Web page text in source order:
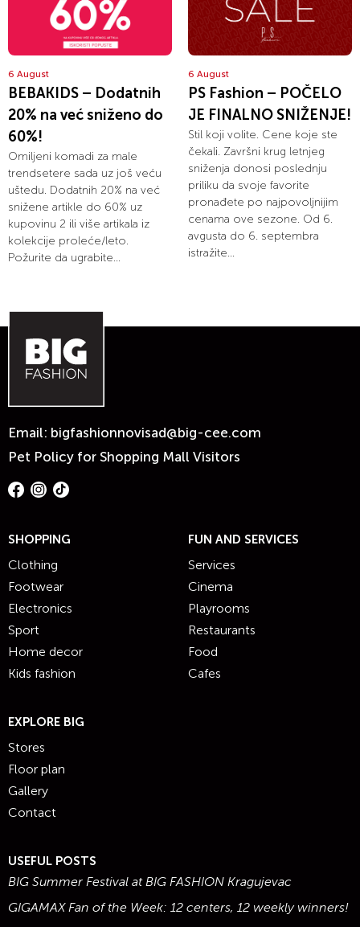
6 August
BEBAKIDS – Dodatnih
20% na već sniženo do
60%!
Omiljeni komadi za male
trendsetere sada uz još veću
uštedu. Dodatnih 20% na već
snižene artikle do 60% uz
kupovinu 2 ili više artikala iz
kolekcije proleće/leto.
Požurite da ugrabite...
6 August
PS Fashion – POČELO
JE FINALNO SNIŽENJE!
Stil koji volite. Cene koje ste
čekali. Završni krug letnjeg
sniženja donosi poslednju
priliku da svoje favorite
pronađete po najpovoljnijim
cenama ove sezone. Od 6.
avgusta do 6. septembra
istražite...
Email: bigfashionnovisad@big-cee.com
Pet Policy for Shopping Mall Visitors
SHOPPING
Clothing
Footwear
Electronics
Sport
Home decor
Kids fashion
FUN AND SERVICES
Services
Cinema
Playrooms
Restaurants
Food
Cafes
EXPLORE BIG
Stores
Floor plan
Gallery
Contact
USEFUL POSTS
BIG Summer Festival at BIG FASHION Kragujevac
GIGAMAX Fan of the Week: 12 centers, 12 weekly winners!